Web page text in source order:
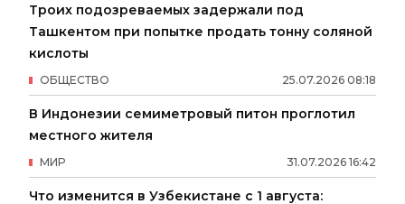
Троих подозреваемых задержали под
Ташкентом при попытке продать тонну соляной
кислоты
25.07.2026 08:18
ОБЩЕСТВО
В Индонезии семиметровый питон проглотил
местного жителя
31.07.2026 16:42
МИР
Что изменится в Узбекистане с 1 августа: